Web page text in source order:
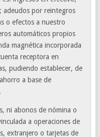
adeudos por reintegros
o efectos a nuestro
automáticos propios
magnética incorporada
receptora en
pudiendo establecer, de
a base de
ni abonos de nómina o
a operaciones de
extranjero o tarjetas de